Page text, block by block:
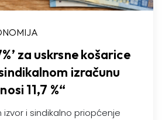
za uskrsne košarice
izračunu
11,7 %“
izvor i sindikalno priopćenje